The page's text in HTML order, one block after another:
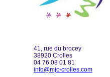
41, rue du brocey
38920 Crolles
04 76 08 01 81
info@mjc-crolles.com